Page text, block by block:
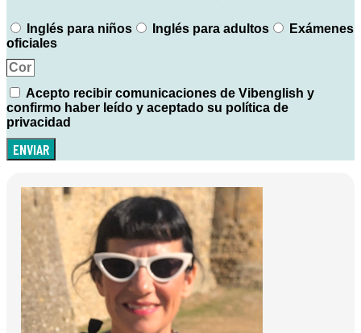
Inglés para niños Inglés para adultos
Exámenes
oficiales
Acepto recibir comunicaciones de Vibenglish y
confirmo haber leído y aceptado su política de
privacidad
ENVIAR